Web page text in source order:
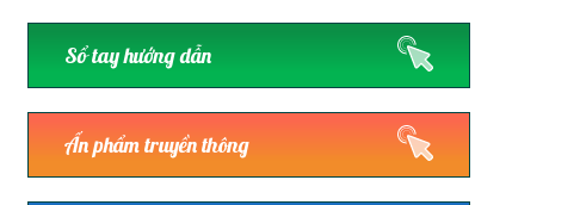
Sổ tay hướng dẫn
Ấn phẩm truyền thông